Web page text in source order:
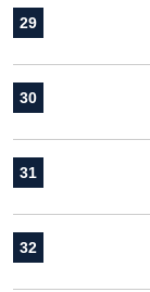
29
30
31
32